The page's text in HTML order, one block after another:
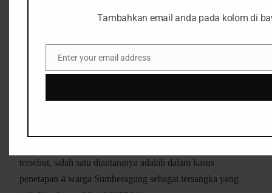
sekitarnya dalam kurun waktu 7 tahun (2012-2019)
Setidaknya dari data yang berhasil kami kumpulkan, telah
tersebut, salah satu diantaranya adalah dalam kasus
penetapan 4 warga Sumberagung sebagai tersangka yang
Tambahkan email anda pada kolom di
Enter your email address